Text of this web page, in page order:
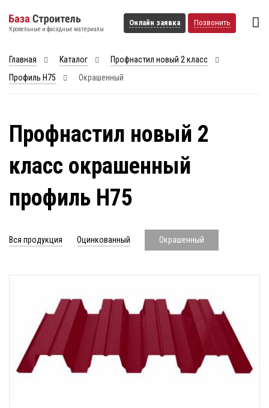
Кровельные и фасадные материалы
Онлайн заявка Позвонить
Главная Каталог
Профнастил новый 2 класс
Профиль Н75
Окрашенный
Профнастил новый 2
класс окрашенный
профиль Н75
Вся продукция Оцинкованный Окрашенный